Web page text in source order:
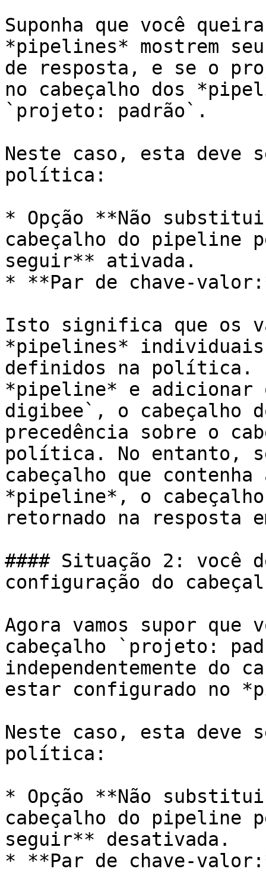
Suponha que você
*pipelines* mostrem
de resposta, e se o
no cabeçalho dos
`projeto: padrão`.
Neste caso, esta deve
política:
* Opção **Não
cabeçalho do pipeline
seguir** ativada.
* **Par de chave-
Isto significa que os
*pipelines*
definidos na política.
*pipeline* e adicionar
digibee`, o cabeçalho
precedência sobre o
política. No entanto,
cabeçalho que
*pipeline*, o
retornado na resposta
#### Situação 2: você
configuração do
Agora vamos supor
cabeçalho `projeto:
independentemente do
estar configurado no
Neste caso, esta deve
política:
* Opção **Não
cabeçalho do pipeline
seguir** desativada.
* **Par de chave-